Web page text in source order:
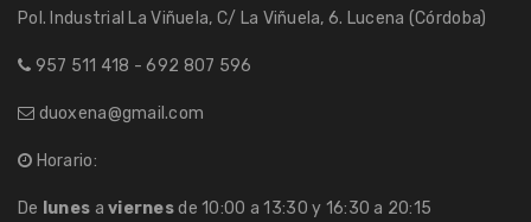
Pol. Industrial La Viñuela, C/ La Viñuela, 6. Lucena (Córdoba)
957 511 418 - 692 807 596
duoxena@gmail.com
Horario:
De lunes aviernesde 10:00 a 13:30 y 16:30 a 20:15